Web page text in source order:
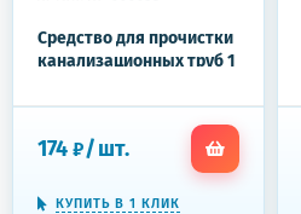
Средство для прочистки
канализационных труб 1
КРОТ)
174 ₽/шт.
КУПИТЬ В 1 КЛИК